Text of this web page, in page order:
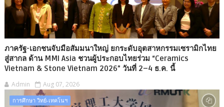
ภาครัฐ-เอกชนจับมือสัมมนาใหญ่ ยกระดับอุตสาหกรรมเซรามิกไทย
สู่สากล ด้าน MMI Asia ชวนผู้ประกอบไทยร่วม “Ceramics
Vietnam & Stone Vietnam 2026” วันที่ 2–4 ธ.ค. นี้
Admin Aug 07, 2026
การศึกษา วิทย์-เทคโนฯ